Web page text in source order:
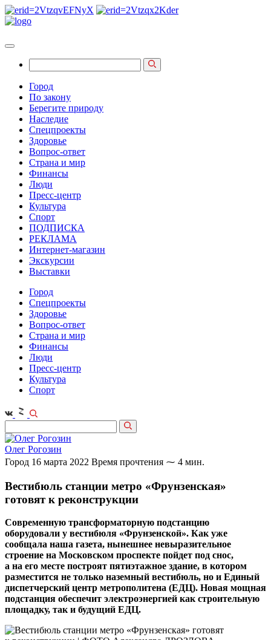
Город
По закону
Берегите природу
Наследие
Спецпроекты
Здоровье
Вопрос-ответ
Страна и мир
Финансы
Люди
Пресс-центр
Культура
Спорт
ПОДПИСКА
РЕКЛАМА
Интернет-магазин
Экскурсии
Выставки
Город
Спецпроекты
Здоровье
Вопрос-ответ
Страна и мир
Финансы
Люди
Пресс-центр
Культура
Спорт
Олег Рогозин
Город 16 марта 2022 Время прочтения ⁓ 4 мин.
Вестибюль станции метро «Фрунзенская»
готовят к реконструкции
Современную трансформаторную подстанцию
оборудовали у вестибюля «Фрунзенской». Как уже
сообщала наша газета, нынешнее невыразительное
строение на Московском проспекте пойдет под снос,
а на его месте построят пятиэтажное здание, в котором
разместится не только наземный вестибюль, но и Единый
диспетчерский центр метрополитена (ЕДЦ). Новая мощная
подстанция обеспечит электроэнергией как строительную
площадку, так и будущий ЕДЦ.